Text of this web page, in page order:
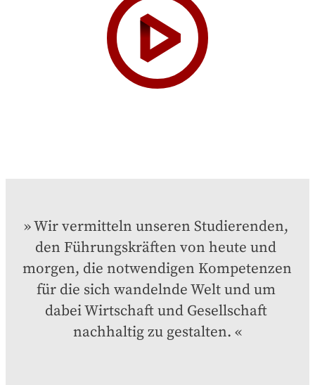
Wir vermitteln unseren Studierenden,
den Führungskräften von heute und
morgen, die notwendigen Kompetenzen
für die sich wandelnde Welt und um
dabei Wirtschaft und Gesellschaft
nachhaltig zu gestalten.